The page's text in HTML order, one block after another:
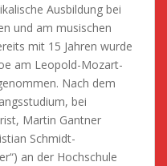
Ausbildung bei
und am musischen
mit 15 Jahren wurde
am Leopold-Mozart-
Nach dem
bei
Martin Gantner
Schmidt-
an der Hochschule